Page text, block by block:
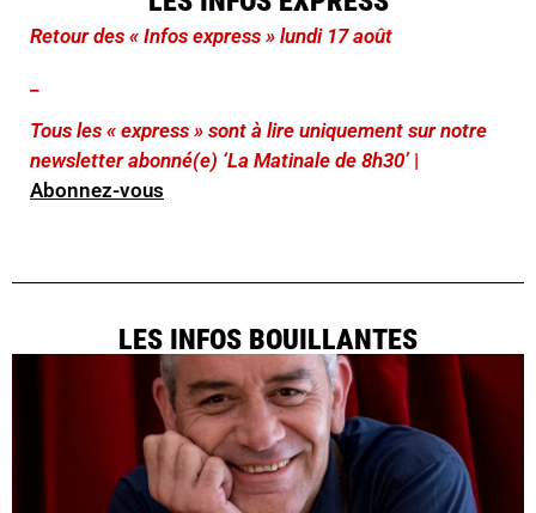
Retour des « Infos express » lundi 17 août
Tous les « express » sont à lire uniquement sur notre
newsletter abonné(e) ‘La Matinale de 8h30’ |
Abonnez-vous
LES INFOS BOUILLANTES